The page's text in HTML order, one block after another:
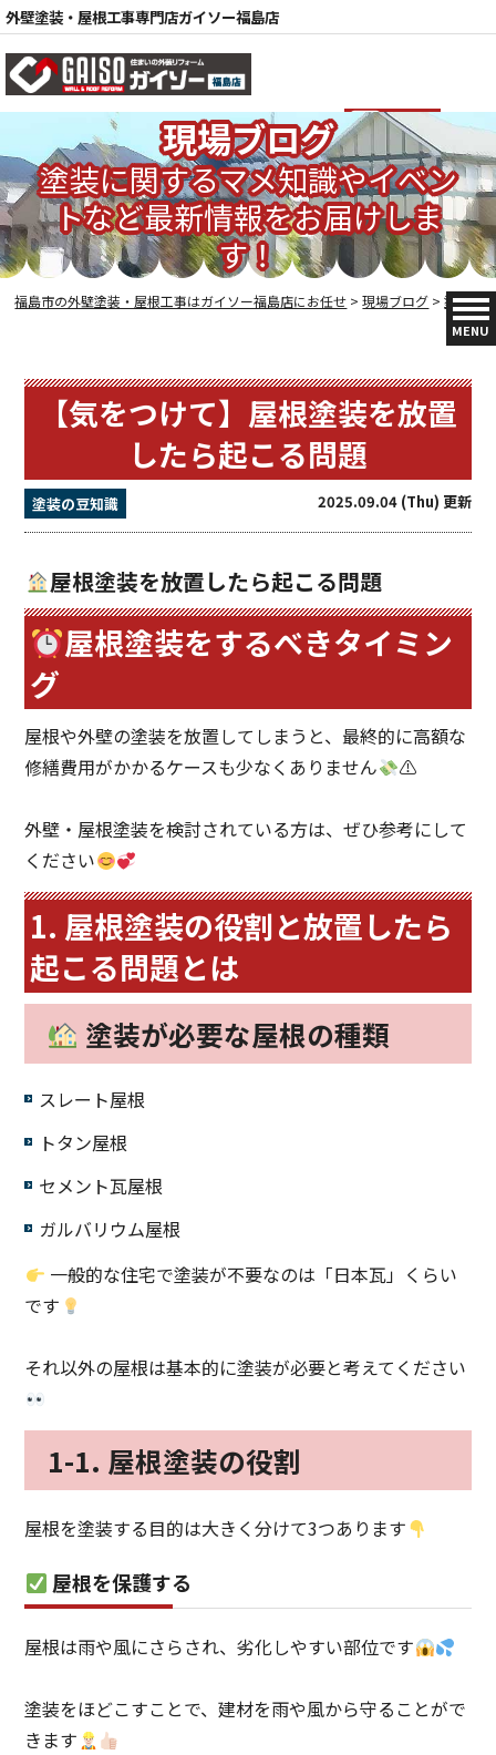
外壁塗装・屋根工事専門店ガイソー福島店
電話
MENU
現場ブログ
塗装に関するマメ知識やイベン
トなど最新情報をお届けしま
す！
福島市の外壁塗装・屋根工事はガイソー福島店にお任せ >現場ブログ >塗装の豆知識
【気をつけて】屋根塗装を放置
したら起こる問題
塗装の豆知識 2025.09.04 (Thu) 更新
屋根塗装を放置したら起こる問題
屋根塗装をするべきタイミン
グ
屋根や外壁の塗装を放置してしまうと、最終的に高額な
修繕費用がかかるケースも少なくありません
⚠
外壁・屋根塗装を検討されている方は、ぜひ参考にして
ください
1. 屋根塗装の役割と放置したら
起こる問題とは
塗装が必要な屋根の種類
スレート屋根
トタン屋根
セメント瓦屋根
ガルバリウム屋根
一般的な住宅で塗装が不要なのは「日本瓦」くらい
です
それ以外の屋根は基本的に塗装が必要と考えてください
1-1. 屋根塗装の役割
屋根を塗装する目的は大きく分けて3つあります
屋根を保護する
屋根は雨や風にさらされ、劣化しやすい部位です
塗装をほどこすことで、建材を雨や風から守ることがで
きます